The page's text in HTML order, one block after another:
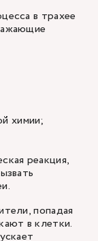
в трахее
химии;
реакция,
попадая
в клетки.